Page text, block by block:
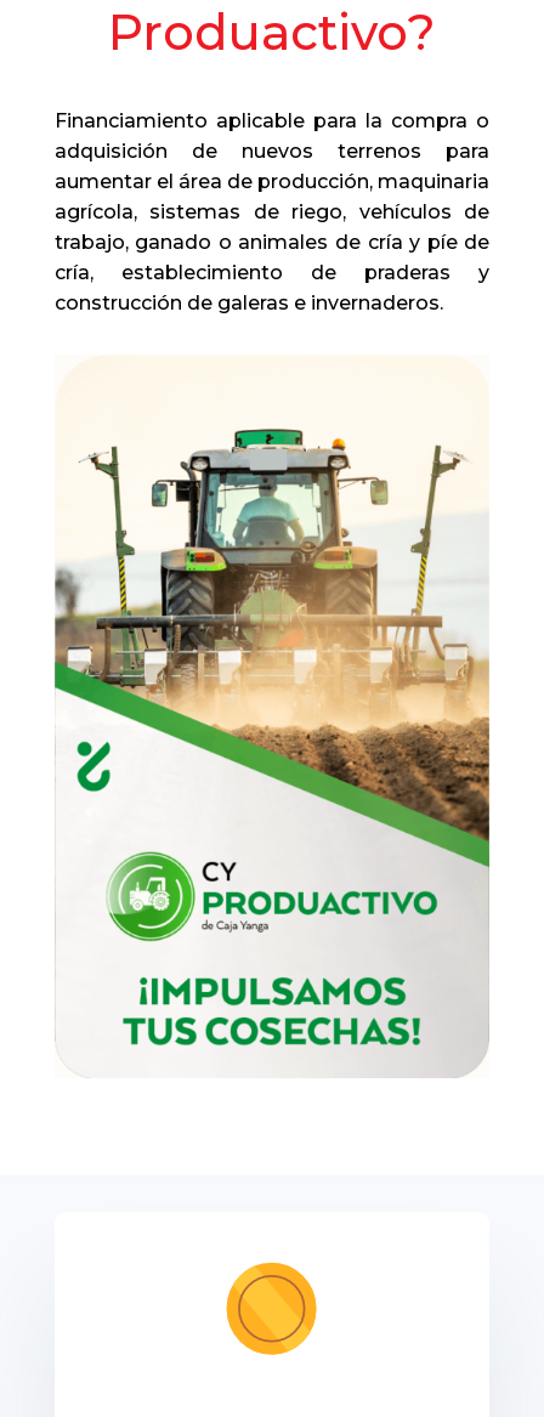
Produactivo?
Financiamiento aplicable para la compra o
adquisición de nuevos terrenos para
aumentar el área de producción, maquinaria
agrícola, sistemas de riego, vehículos de
trabajo, ganado o animales de cría y píe de
cría, establecimiento de praderas y
construcción de galeras e invernaderos.